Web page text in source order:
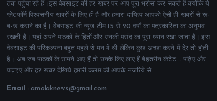
तक पहुंचा रहे हैं।इस वेबसाइट की हर खबर पर आप पूरा भरोसा कर सकते हैं क्योंकि ये
प्लेटफॉर्म विश्वसनीय खबरों के लिए ही है और हमारा दायित्व आपको ऐसी ही खबरों से रू-
ब-रू कराने का है। वेबसाइट की न्यूज टीम 15 से 20 वर्षों का पत्रकारिता का अनुभव
रखती है। यहां अपने पाठकों के हितों और उनकी पसंद का पूरा ध्यान रखा जाता है। इस
वेबसाइट की परिकल्पना बहुत पहले से मन में थी लेकिन कुछ अच्छा करने में देर तो होती
है। अब जब पाठकों के सामने आए हैं तो उनके लिए लाए हैं बेहतरीन कंटेंट .. पढ़िए और
पढ़ाइए और हर खबर देखिये हमारी कलम की आपके नजरिये से ..
Email : amolaknews@gmail.com